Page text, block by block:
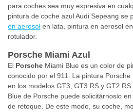
para coches sea muy expresiva en
pintura de coche azul Audi Sepeang se
en aerosol en lata, pintura en aerosol
rotulador.
Porsche Miami Azul
El Porsche Miami Blue es un color de
conocido por el 911. La pintura
en los modelos GT3, GT3 RS y GT2
Blue de Porsche puede solicitárnoslo
de retoque. De este modo, su coche,